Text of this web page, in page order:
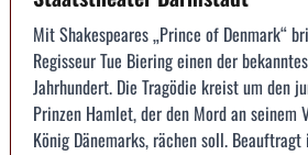
Mit Shakespeares „Prince of Denmark“
Regisseur Tue Biering einen der
Jahrhundert. Die Tragödie kreist um den
Prinzen Hamlet, der den Mord an seinem
König Dänemarks, rächen soll.